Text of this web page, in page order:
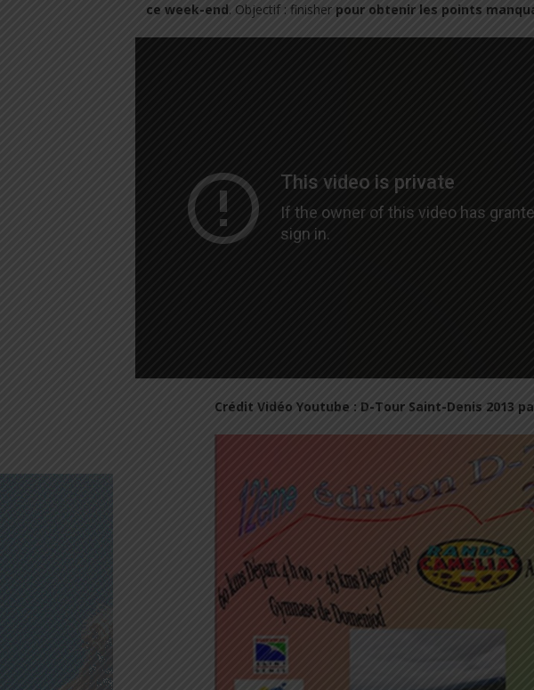
ce week-end. Objectif : finisher pour obtenir les points
Crédit Vidéo Youtube : D-Tour Saint-Denis 2013